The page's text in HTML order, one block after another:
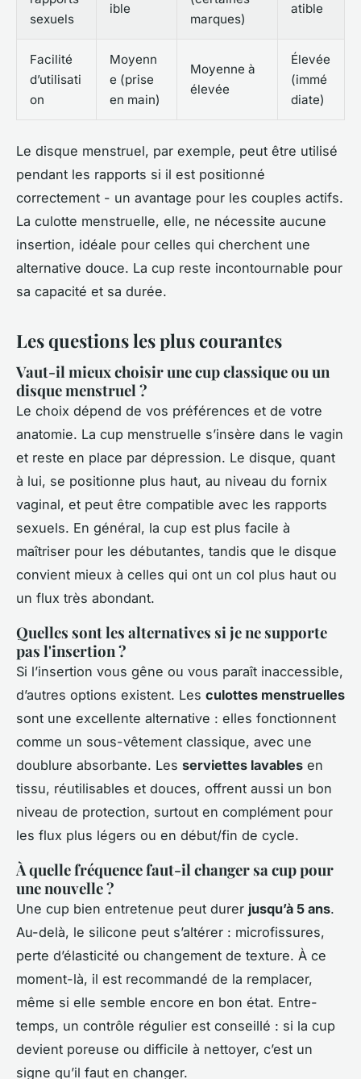
sexuels
ible
marques)
atible
Facilité
d’utilisati
on
Moyenn
e (prise
en main)
Moyenne à
élevée
Élevée
(immé
diate)
Le disque menstruel, par exemple, peut être utilisé
pendant les rapports si il est positionné
correctement - un avantage pour les couples actifs.
La culotte menstruelle, elle, ne nécessite aucune
insertion, idéale pour celles qui cherchent une
alternative douce. La cup reste incontournable pour
sa capacité et sa durée.
Les questions les plus courantes
Vaut-il mieux choisir une cup classique ou un
disque menstruel ?
Le choix dépend de vos préférences et de votre
anatomie. La cup menstruelle s’insère dans le vagin
et reste en place par dépression. Le disque, quant
à lui, se positionne plus haut, au niveau du fornix
vaginal, et peut être compatible avec les rapports
sexuels. En général, la cup est plus facile à
maîtriser pour les débutantes, tandis que le disque
convient mieux à celles qui ont un col plus haut ou
un flux très abondant.
Quelles sont les alternatives si je ne supporte
pas l'insertion ?
Si l’insertion vous gêne ou vous paraît inaccessible,
d’autres options existent. Les culottes menstruelles
sont une excellente alternative : elles fonctionnent
comme un sous-vêtement classique, avec une
doublure absorbante. Les serviettes lavables en
tissu, réutilisables et douces, offrent aussi un bon
niveau de protection, surtout en complément pour
les flux plus légers ou en début/fin de cycle.
À quelle fréquence faut-il changer sa cup pour
une nouvelle ?
Une cup bien entretenue peut durer jusqu’à 5 ans.
Au-delà, le silicone peut s’altérer : microfissures,
perte d’élasticité ou changement de texture. À ce
moment-là, il est recommandé de la remplacer,
même si elle semble encore en bon état. Entre-
temps, un contrôle régulier est conseillé : si la cup
devient poreuse ou difficile à nettoyer, c’est un
signe qu’il faut en changer.